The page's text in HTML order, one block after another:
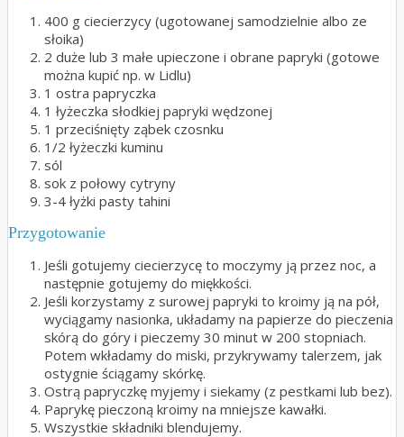
400 g ciecierzycy (ugotowanej samodzielnie albo ze
słoika)
2 duże lub 3 małe upieczone i obrane papryki (gotowe
można kupić np. w Lidlu)
1 ostra papryczka
1 łyżeczka słodkiej papryki wędzonej
1 przeciśnięty ząbek czosnku
1/2 łyżeczki kuminu
sól
sok z połowy cytryny
3-4 łyżki pasty tahini
Przygotowanie
Jeśli gotujemy ciecierzycę to moczymy ją przez noc, a
następnie gotujemy do miękkości.
Jeśli korzystamy z surowej papryki to kroimy ją na pół,
wyciągamy nasionka, układamy na papierze do pieczenia
skórą do góry i pieczemy 30 minut w 200 stopniach.
Potem wkładamy do miski, przykrywamy talerzem, jak
ostygnie ściągamy skórkę.
Ostrą papryczkę myjemy i siekamy (z pestkami lub bez).
Paprykę pieczoną kroimy na mniejsze kawałki.
Wszystkie składniki blendujemy.